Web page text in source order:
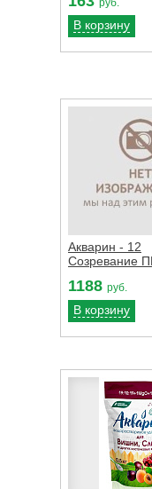
В корзину
Акварин - 12
Созревание
1188 руб.
В корзину